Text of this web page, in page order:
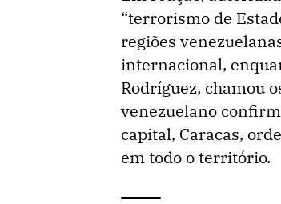
“terrorismo de
regiões
internacional,
Rodríguez, chamou
venezuelano
capital, Caracas,
em todo o território.